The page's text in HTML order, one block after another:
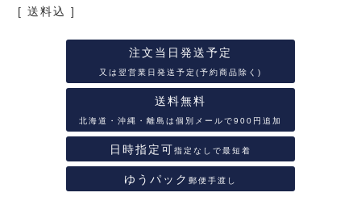
送料込
注文当日発送予定
又は翌営業日発送予定(予約商品除く)
送料無料
北海道・沖縄・離島は個別メールで900円追加
日時指定可指定なしで最短着
ゆうパック 郵便手渡し